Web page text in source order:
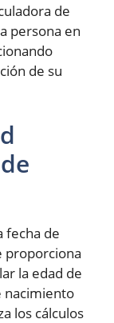
de
persona en
de su
fecha de
proporciona
la edad de
nacimiento
los cálculos